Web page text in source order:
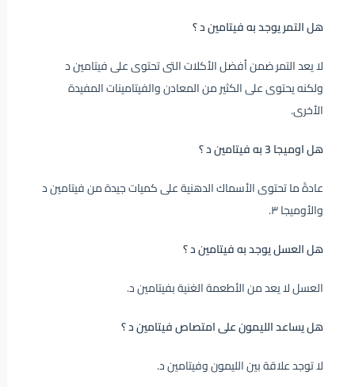
هل التمر يوجد به فيتامين د ؟
لا يعد التمر ضمن أفضل الأكلات التى تحتوى على فيتامين د
ولكنه يحتوى على الكثير من المعادن والفيتامينات المفيدة
الأخرى.
هل اوميجا 3 به فيتامين د ؟
عادةً ما تحتوى الأسماك الدهنية على كميات جيدة من فيتامين د
والأوميجا ٣.
هل العسل يوجد به فيتامين د ؟
العسل لا يعد من الأطعمة الغنية بفيتامين د.
هل يساعد الليمون على امتصاص فيتامين د ؟
لا توجد علاقة بين الليمون وفيتامين د.